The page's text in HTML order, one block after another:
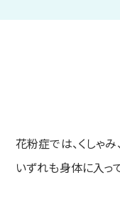
花粉症では、くしゃ
いずれも身体に入っ